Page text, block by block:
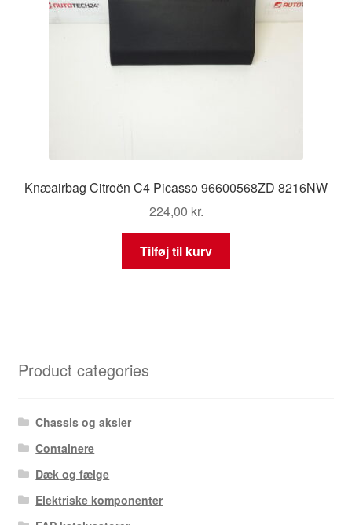
Knæairbag Citroën C4 Picasso 96600568ZD 8216NW
224,00 kr.
Tilføj til kurv
Product categories
Chassis og aksler
Containere
Dæk og fælge
Elektriske komponenter